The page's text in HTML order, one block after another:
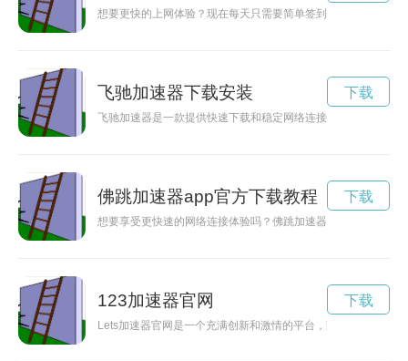
想要更快的上网体验？现在每天只需要简单签到，就能免费获
飞驰加速器下载安装
飞驰加速器是一款提供快速下载和稳定网络连接的智能工具，
下载
佛跳加速器app官方下载教程
想要享受更快速的网络连接体验吗？佛跳加速器免费版现在开
下载
123加速器官网
Lets加速器官网是一个充满创新和激情的平台，致力于连接各
下载